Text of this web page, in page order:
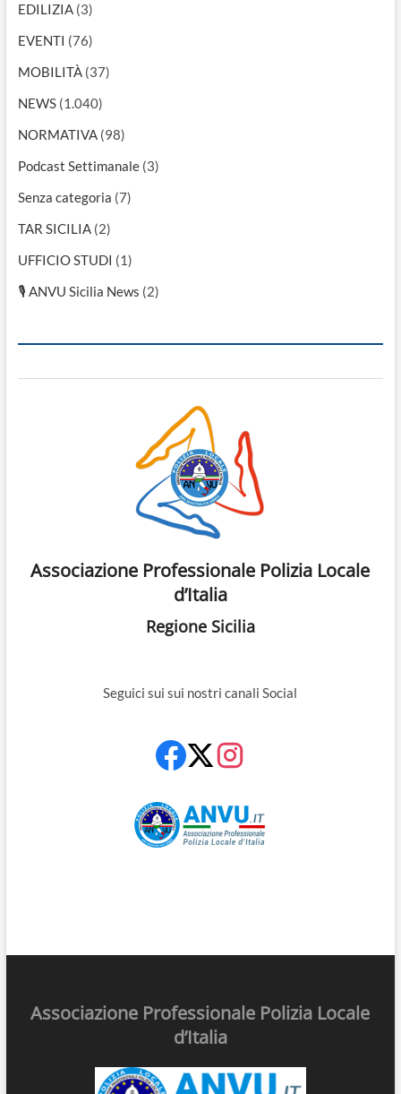
EDILIZIA(3)
EVENTI (76)
MOBILITÀ(37)
NEWS(1.040)
NORMATIVA(98)
Podcast Settimanale(3)
Senza categoria (7)
TAR SICILIA(2)
UFFICIO STUDI (1)
🎙 ANVU Sicilia News (2)
Associazione Professionale Polizia Locale
d’Italia
Regione Sicilia
Seguici sui sui nostri canali Social
Associazione Professionale Polizia Locale
d’Italia